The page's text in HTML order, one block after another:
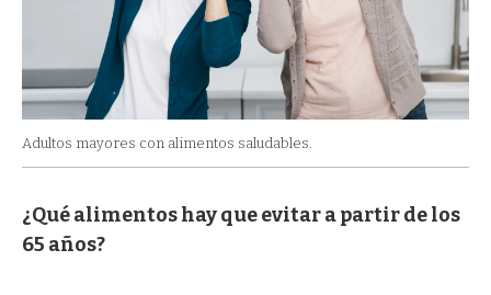
Adultos mayores con alimentos saludables.
¿Qué alimentos hay que evitar a partir de los
65 años?